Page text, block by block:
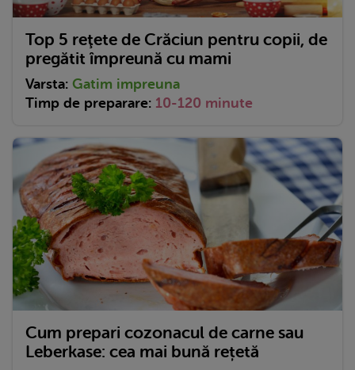
Top 5 reţete de Crăciun pentru copii, de
pregătit împreună cu mami
Varsta: Gatim impreuna
Timp de preparare: 10-120 minute
Cum prepari cozonacul de carne sau
Leberkase: cea mai bună rețetă